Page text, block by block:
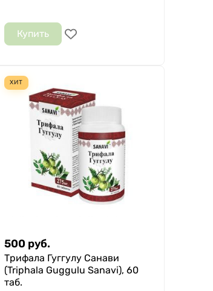
Купить
ХИТ
500 руб.
Трифала Гуггулу Санави
(Triphala Guggulu Sanavi), 60
таб.